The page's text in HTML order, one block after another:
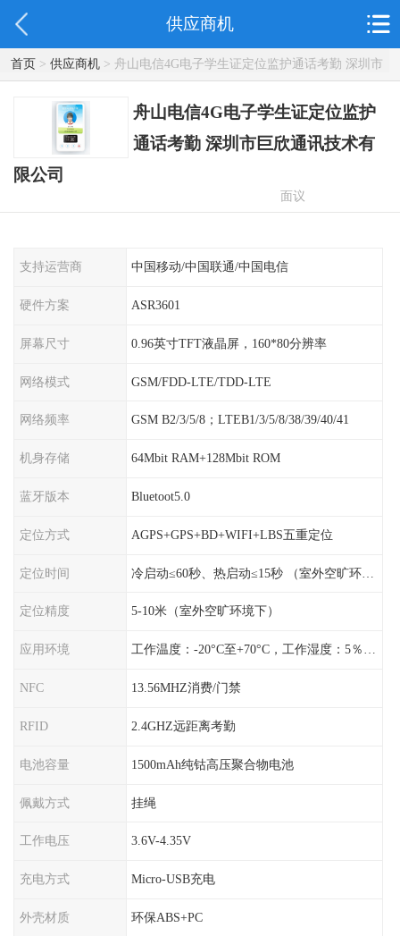
供应商机
首页> 供应商机> 舟山电信4G电子学生证定位监护通话考勤 深圳市
巨欣通讯技术有限公司
舟山电信4G电子学生证定位监护
通话考勤 深圳市巨欣通讯技术有
限公司
面议
支持运营商 中国移动/中国联通/中国电信
硬件方案 ASR3601
屏幕尺寸 0.96英寸TFT液晶屏，160*80分辨率
网络模式 GSM/FDD-LTE/TDD-LTE
网络频率 GSM B2/3/5/8；LTEB1/3/5/8/38/39/40/41
机身存储 64Mbit RAM+128Mbit ROM
蓝牙版本 Bluetoot5.0
定位方式 AGPS+GPS+BD+WIFI+LBS五重定位
定位时间
定位精度 5-10米（室外空旷环境下）
应用环境 工作温度：-20°C至+70°C，工作湿度：5％〜95％RH
NFC 13.56MHZ消费/门禁
RFID 2.4GHZ远距离考勤
电池容量 1500mAh纯钴高压聚合物电池
佩戴方式 挂绳
工作电压 3.6V-4.35V
充电方式 Micro-USB充电
外壳材质 环保ABS+PC